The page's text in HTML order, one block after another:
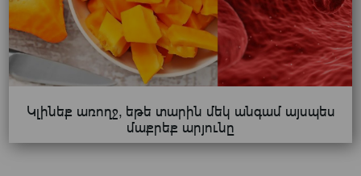
Կլինեք առողջ, եթե տարին մեկ անգամ այսպես
մաքրեք արյունը